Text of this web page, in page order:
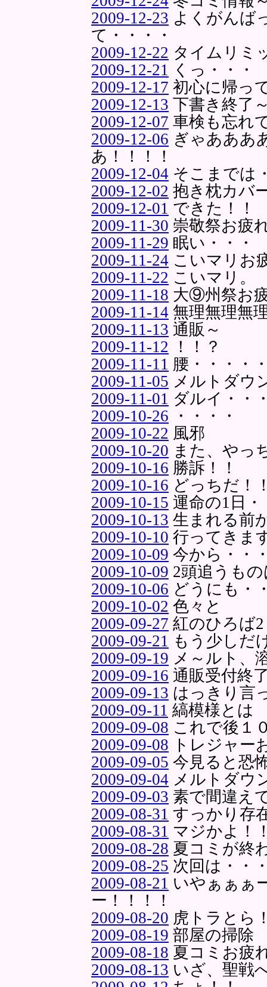
2009-12-23 よくがんば
て・・・・
2009-12-22 タイムリミ
2009-12-21
くっ・・・
2009-12-17 初心に帰っ
2009-12-13 下書き終了
2009-12-07 車検も忘れ
2009-12-06 ぎゃあああ
あ！！！！
2009-12-04 そこまでは
2009-12-02 抱き枕カバ
2009-12-01 できた！！
2009-11-30 崇敬祭お疲
2009-11-29 眠い・・・
2009-11-24 こいマリお
2009-11-22 こいマリ。
2009-11-18 大⑨州祭お
2009-11-14 無理無理無
2009-11-13 通販～
2009-11-12 ！！？
2009-11-11 腰・・・・
2009-11-05 メルトダウ
2009-11-01 ダルイ・・
2009-10-26 ・・・・
2009-10-22 風邪
2009-10-20 また、やっ
2009-10-16 勝訴！！
2009-10-16 どっちだ！
2009-10-15 運命の1日
2009-10-13 生まれる前
2009-10-10 行ってきま
2009-10-09 今から・・
2009-10-09 2頭追うも
2009-10-06 どうにも・
2009-10-02 色々と
2009-09-27 紅のひろば2
2009-09-21 もう少しだ
2009-09-19 メ～ルト、
2009-09-16 通販受付終
2009-09-13 はっきり言
2009-09-11 縞模様とは
2009-09-08 これで後１
2009-09-08 トレジャー
2009-09-05 今見ると恐
2009-09-04 メルトダウ
2009-09-03 素で間違え
2009-08-31 すっかり存
2009-08-31 マジかよ！
2009-08-28 夏コミが終
2009-08-25 次回は・・
2009-08-21 いやぁぁぁ
ー！！！！
2009-08-20 虎トラとら
2009-08-19 部屋の掃除
2009-08-18 夏コミお疲
2009-08-13 いざ、聖戦